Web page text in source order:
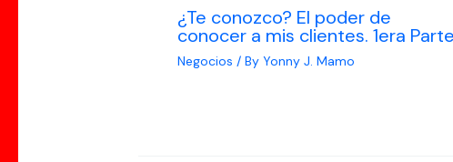
¿Te conozco? El poder de
conocer a mis clientes. 1era Parte
Negocios / By Yonny J. Mamo